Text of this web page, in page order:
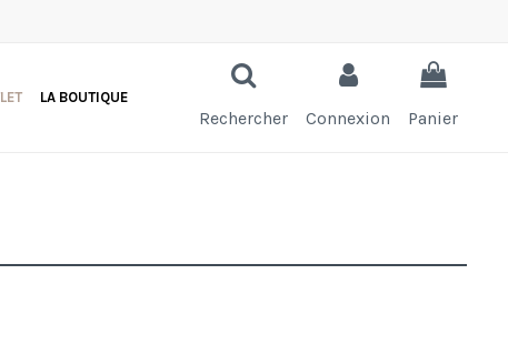
LA BOUTIQUE
Rechercher Connexion Panier